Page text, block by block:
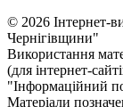
© 2026 Інтернет-
Чернiгiвщини"
Використання
(для інтернет-
"Інформаційний
Матеріали